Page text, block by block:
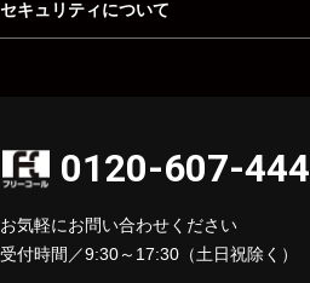
セキュリティについて
0120-607-444
お気軽にお問い合わせください
受付時間／9:30～17:30（土日祝除く）